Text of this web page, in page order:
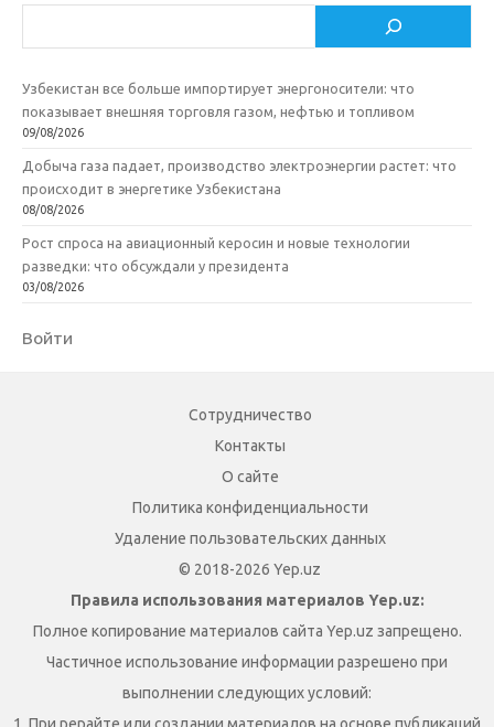
Узбекистан все больше импортирует энергоносители: что
показывает внешняя торговля газом, нефтью и топливом
09/08/2026
Добыча газа падает, производство электроэнергии растет: что
происходит в энергетике Узбекистана
08/08/2026
Рост спроса на авиационный керосин и новые технологии
разведки: что обсуждали у президента
03/08/2026
Войти
Сотрудничество
Контакты
О сайте
Политика конфиденциальности
Удаление пользовательских данных
© 2018-2026 Yep.uz
Правила использования материалов Yep.uz:
Полное копирование материалов сайта Yep.uz запрещено.
Частичное использование информации разрешено при
выполнении следующих условий: